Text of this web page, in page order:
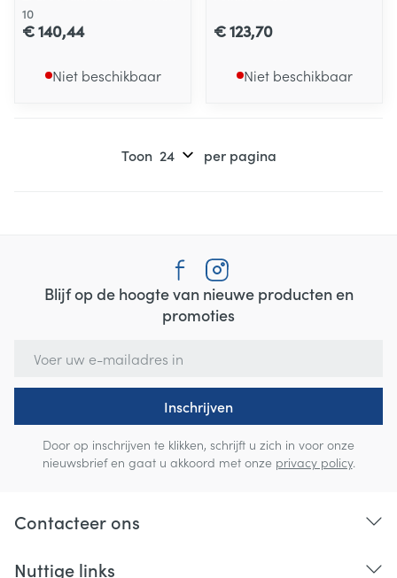
10
€ 140,44
Niet beschikbaar
€ 123,70
Niet beschikbaar
Toon per pagina
Blijf op de hoogte van nieuwe producten en
promoties
Inschrijven
Door op inschrijven te klikken, schrijft u zich in voor onze
nieuwsbrief en gaat u akkoord met onze privacy policy.
Contacteer ons
Nuttige links